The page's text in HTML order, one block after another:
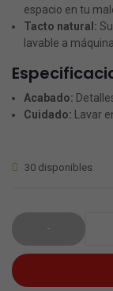
espacio en tu
Tacto natural:
lavable a
Acabado:
Cuidado: Lavar
30 disponibles